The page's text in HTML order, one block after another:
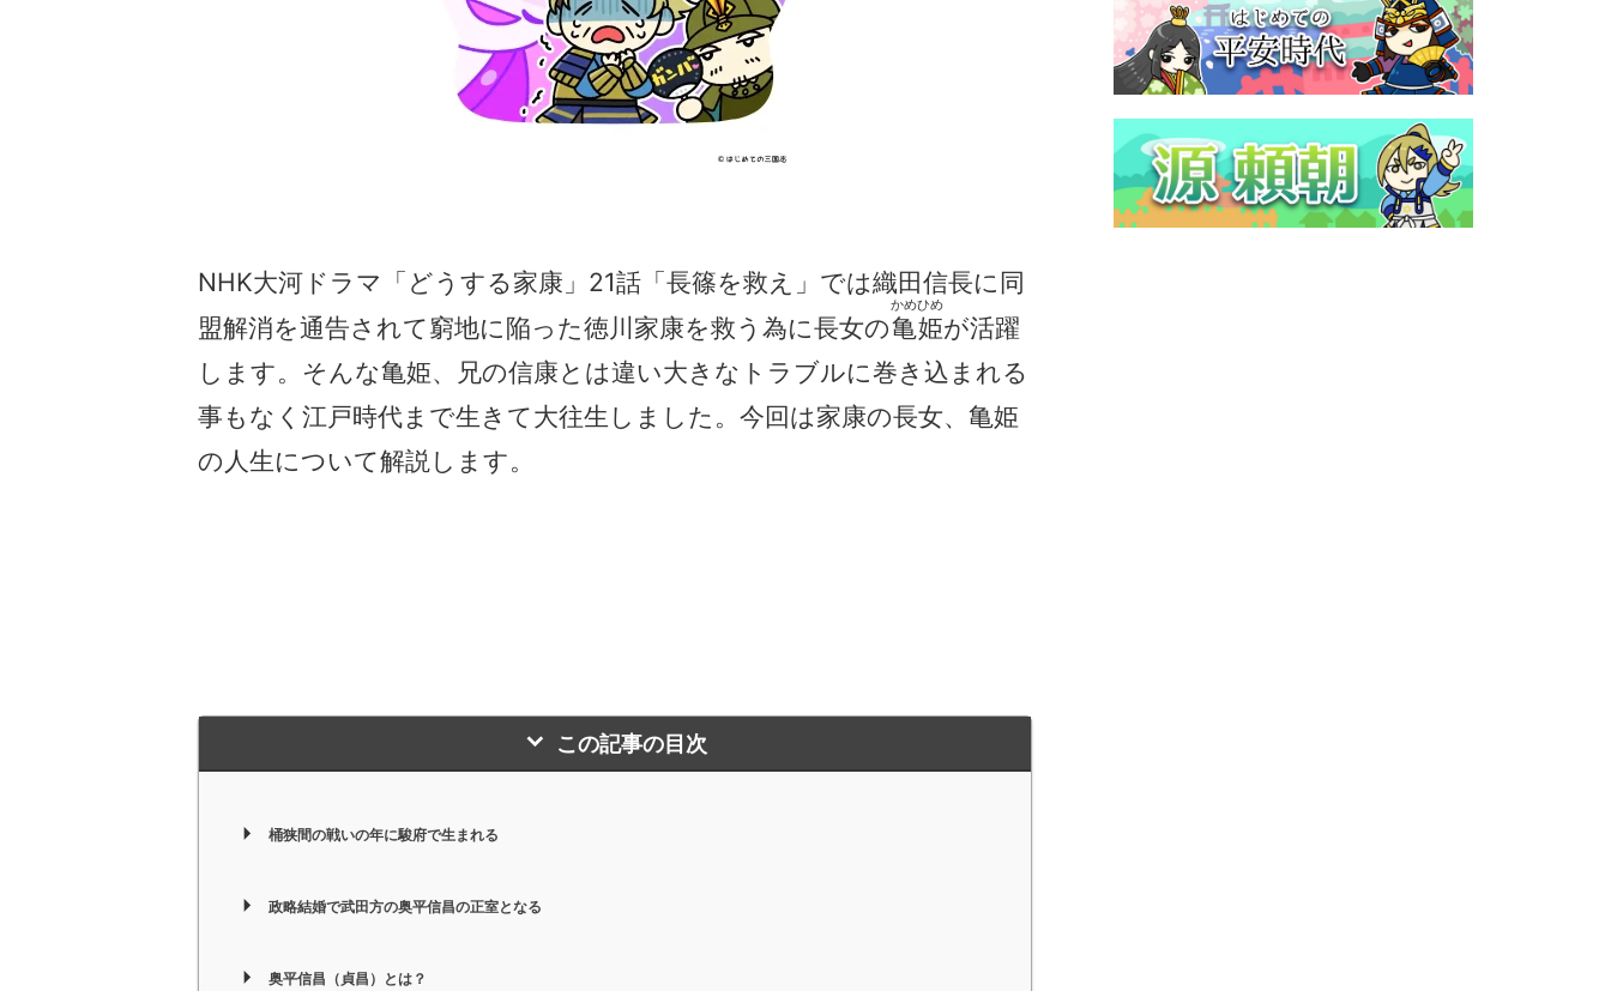
NHK大河ドラマ「どうする家康」21話「長篠を救え」では織田信長に同
盟解消を通告されて窮地に陥った徳川家康を救う為に長女の亀姫
かめひめ
が活躍
します。そんな亀姫、兄の信康とは違い大きなトラブルに巻き込まれる
事もなく江戸時代まで生きて大往生しました。今回は家康の長女、亀姫
の人生について解説します。
この記事の目次
桶狭間の戦いの年に駿府で生まれる
政略結婚で武田方の奥平信昌の正室となる
奥平信昌（貞昌）とは？